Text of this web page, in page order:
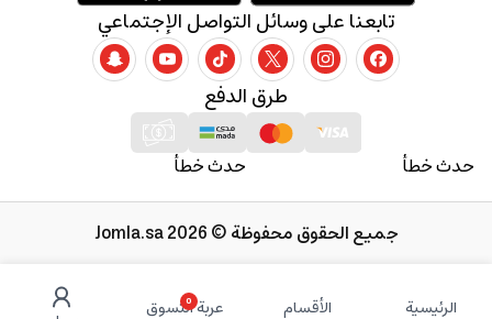
الرئيسية الأقسام 0
عربة التسوق
حدث خطأ حدث خطأ
طرق الدفع
تابعنا على وسائل التواصل الإجتماعي
جميع الحقوق محفوظة © 2026 Jomla.sa